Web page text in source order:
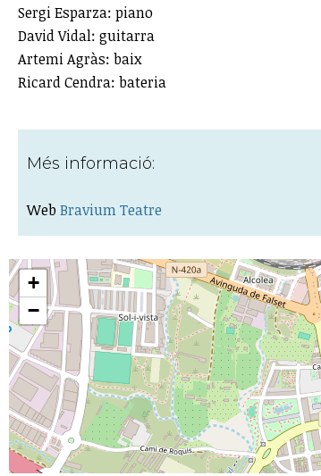
Sergi Esparza: piano
David Vidal: guitarra
Artemi Agràs: baix
Ricard Cendra: bateria
Més informació:
Web Bravium Teatre
+
−